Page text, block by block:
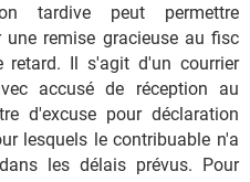
tardive peut permettre
remise gracieuse au fisc
retard. Il s'agit d'un courrier
accusé de réception au
d'excuse pour déclaration
lesquels le contribuable n'a
les délais prévus. Pour